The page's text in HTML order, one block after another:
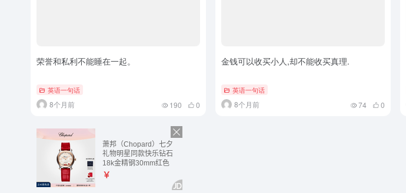
荣誉和私利不能睡在一起。
英语一句话
8个月前 190 0
金钱可以收买小人,却不能收买真理.
英语一句话
8个月前 74 0